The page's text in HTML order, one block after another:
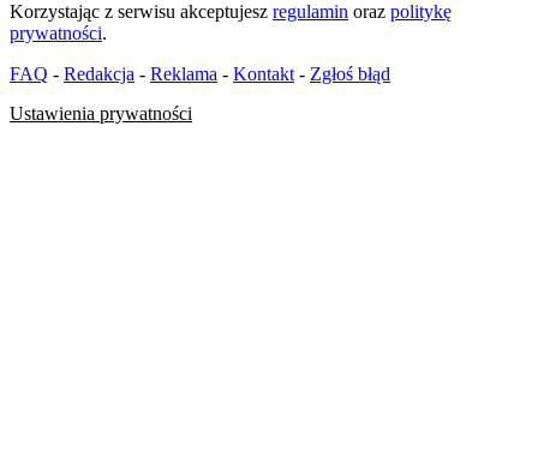
Korzystając z serwisu akceptujesz regulamin oraz politykę
prywatności.
FAQ - Redakcja - Reklama - Kontakt - Zgłoś błąd
Ustawienia prywatności